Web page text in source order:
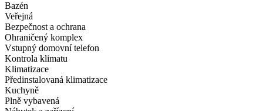
Bazén
Veřejná
Bezpečnost a ochrana
Ohraničený komplex
Vstupný domovní telefon
Kontrola klimatu
Klimatizace
Předinstalovaná klimatizace
Kuchyně
Plně vybavená